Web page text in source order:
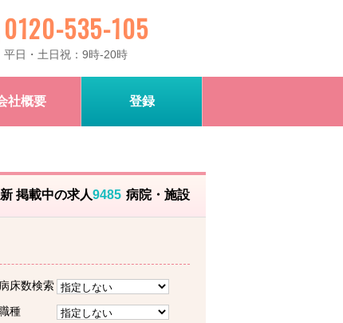
0120-535-105
平日・土日祝：9時-20時
社概要 登録
掲載中の求人9485 病院・施設
床数検索
種